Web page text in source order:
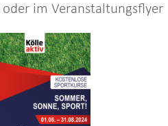
oder im Veranstaltungsflyer